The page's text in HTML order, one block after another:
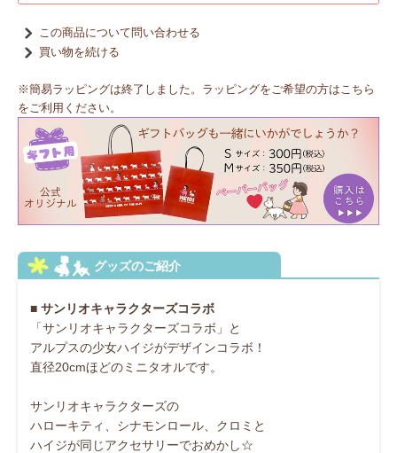
この商品について問い合わせる
買い物を続ける
※簡易ラッピングは終了しました。ラッピングをご希望の方はこちら
をご利用ください。
■ サンリオキャラクターズコラボ
「サンリオキャラクターズコラボ」と
アルプスの少女ハイジがデザインコラボ！
直径20cmほどのミニタオルです。
サンリオキャラクターズの
ハローキティ、シナモンロール、クロミと
ハイジが同じアクセサリーでおめかし☆